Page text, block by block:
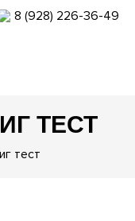
8 (928) 226-36-49
ТЕСТ
тест